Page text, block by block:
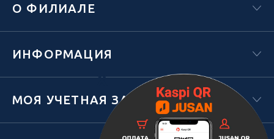
Х
О ФИЛИАЛЕ
ИНФОРМАЦИЯ
МОЯ УЧЕТНАЯ ЗАПИСЬ